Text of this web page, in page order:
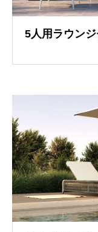
5人用ラウン